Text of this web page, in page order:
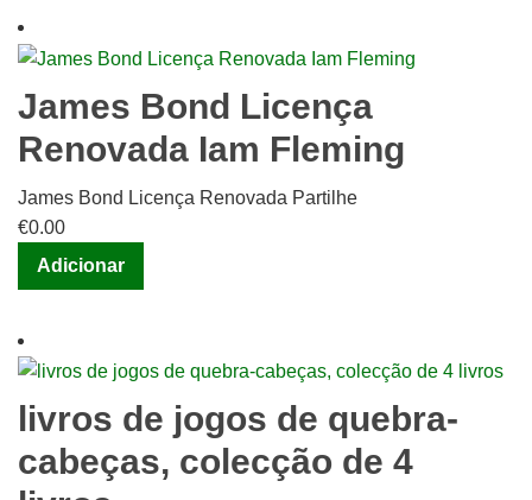
De
Carle
James Bond Licença
Renovada Iam Fleming
James Bond Licença Renovada Partilhe
€0.00
Adicionar
livros de jogos de quebra-
cabeças, colecção de 4